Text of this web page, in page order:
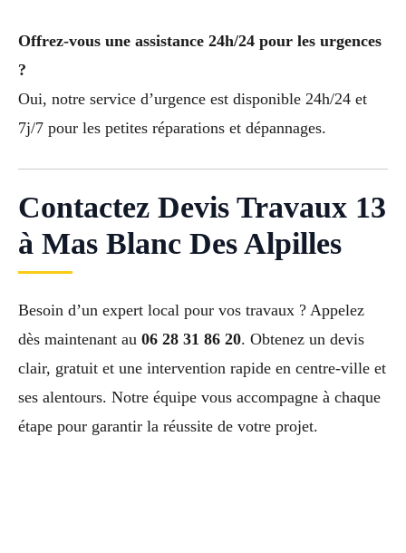
Offrez-vous une assistance 24h/24 pour les urgences
?
Oui, notre service d’urgence est disponible 24h/24 et
7j/7 pour les petites réparations et dépannages.
Contactez Devis Travaux 13
à Mas Blanc Des Alpilles
Besoin d’un expert local pour vos travaux ? Appelez
dès maintenant au 06 28 31 86 20. Obtenez un devis
clair, gratuit et une intervention rapide en centre-ville et
ses alentours. Notre équipe vous accompagne à chaque
étape pour garantir la réussite de votre projet.